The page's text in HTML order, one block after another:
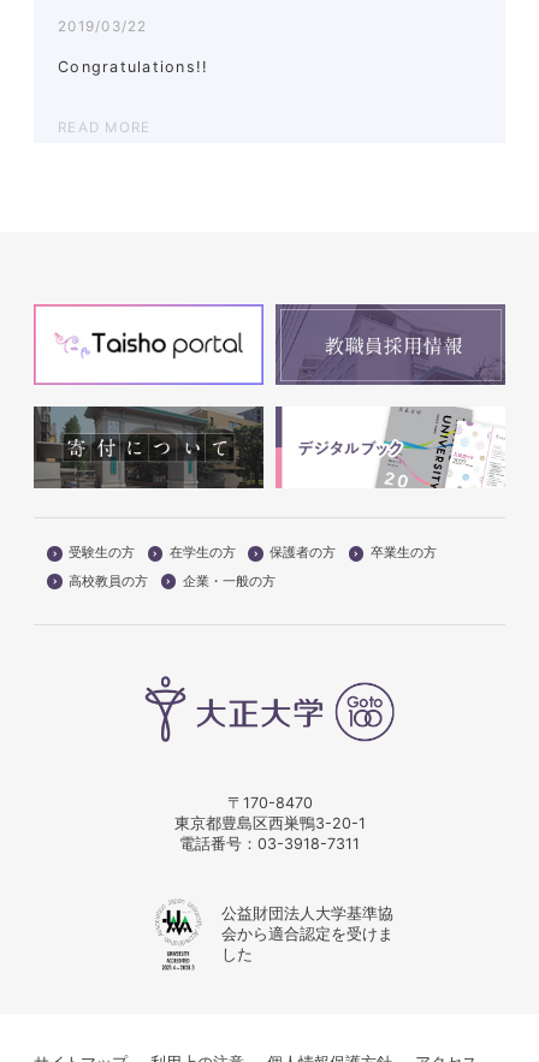
2019/03/22
Congratulations!!
READ MORE
受験生の方 在学生の方 保護者の方
卒業生の方
高校教員の方
企業・一般の方
〒170-8470
東京都豊島区西巣鴨3-20-1
電話番号： 03-3918-7311
公益財団法人大学基準協
会から適合認定を受けま
した